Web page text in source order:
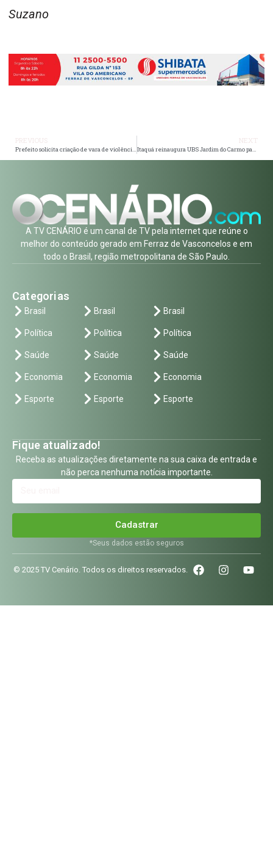
Suzano
Prefeito solicita criação de vara de violência doméstica para presidente do TJ-SP Itaquá reinaugura UBS Jardim do Carmo para realizar 11 mil atendimentos por mês
A TV CENÁRIO é um canal de TV pela internet que reúne o
melhor do conteúdo gerado em Ferraz de Vasconcelos e em
todo o Brasil, região metropolitana de São Paulo.
Categorias
Brasil
Política
Saúde
Economia
Esporte
Brasil
Política
Saúde
Economia
Esporte
Brasil
Política
Saúde
Economia
Esporte
Fique atualizado!
Receba as atualizações diretamente na sua caixa de entrada e
não perca nenhuma notícia importante.
Cadastrar
*Seus dados estão seguros
© 2025 TV Cenário. Todos os direitos reservados.